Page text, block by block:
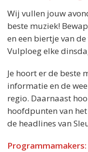
Wij vullen jouw
beste muziek!
en een biertje van
Vulploeg elke
Je hoort er de beste
informatie en de
regio. Daarnaast
hoofdpunten van
de headlines van
Programmamakers: